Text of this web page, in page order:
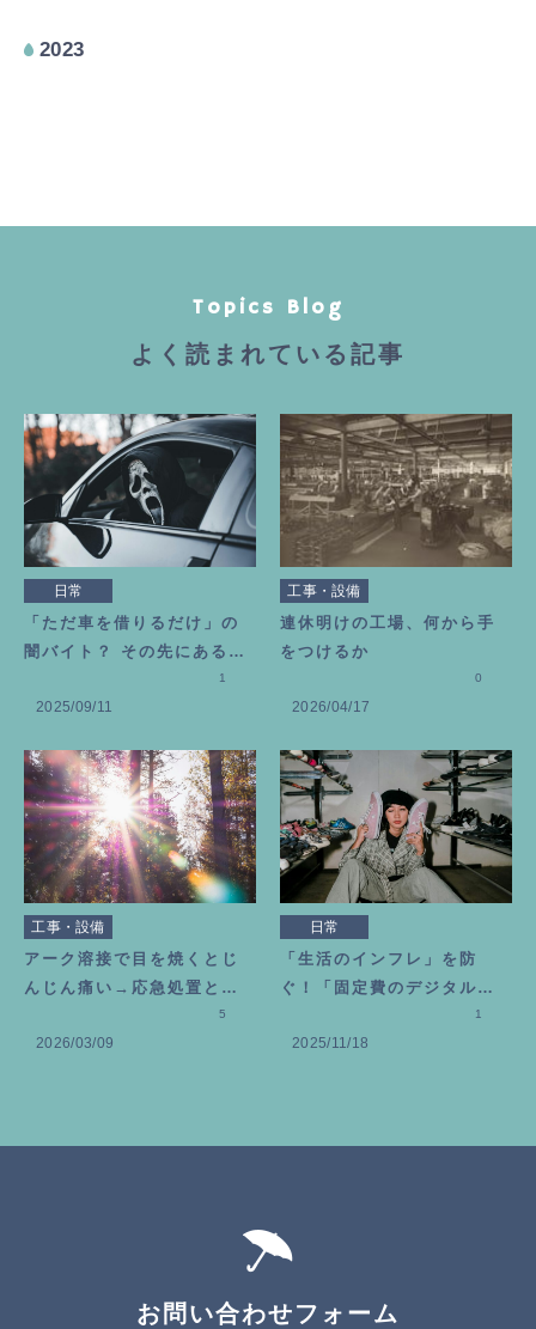
2023
Topics Blog
よく読まれている記事
日常
「ただ車を借りるだけ」の
闇バイト？ その先にある恐
2025/09/11
1
工事・設備
連休明けの工場、何から手
をつけるか
2026/04/17
0
工事・設備
アーク溶接で目を焼くとじ
んじん痛い→応急処置とビ
タミン目薬を選んだ理由
2026/03/09
5
日常
「生活のインフレ」を防
ぐ！「固定費のデジタル断
2025/11/18
1
お問い合わせフォーム